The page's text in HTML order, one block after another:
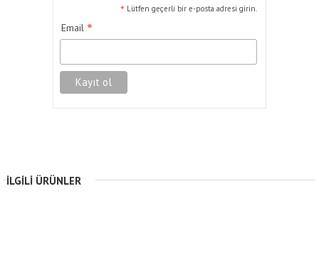
* Lütfen geçerli bir e-posta adresi girin.
Email *
İLGILI ÜRÜNLER